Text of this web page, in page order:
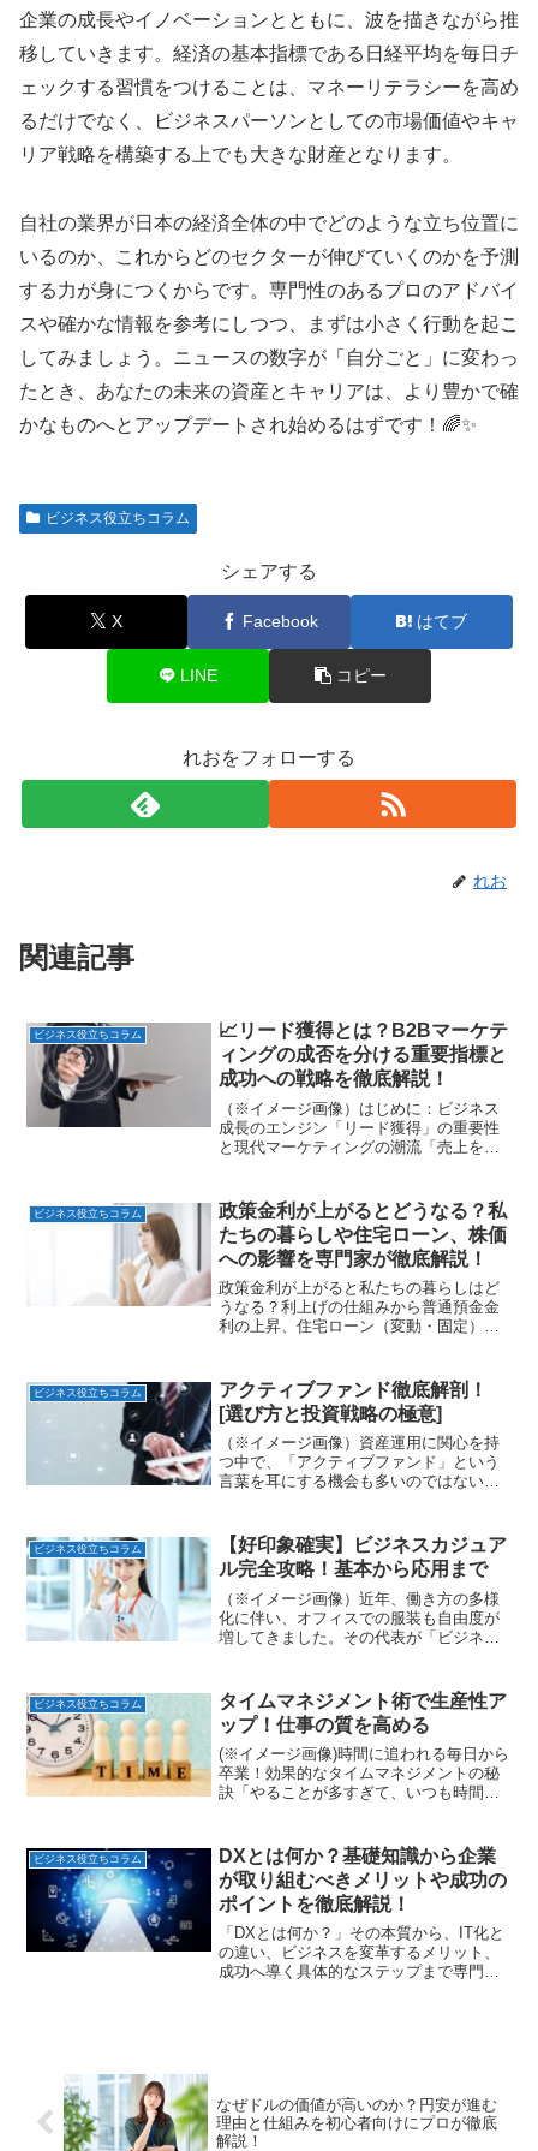
企業の成長やイノベーションとともに、波を描きながら推
移していきます。経済の基本指標である日経平均を毎日チ
ェックする習慣をつけることは、マネーリテラシーを高め
るだけでなく、ビジネスパーソンとしての市場価値やキャ
リア戦略を構築する上でも大きな財産となります。
自社の業界が日本の経済全体の中でどのような立ち位置に
いるのか、これからどのセクターが伸びていくのかを予測
する力が身につくからです。専門性のあるプロのアドバイ
スや確かな情報を参考にしつつ、まずは小さく行動を起こ
してみましょう。ニュースの数字が「自分ごと」に変わっ
たとき、あなたの未来の資産とキャリアは、より豊かで確
かなものへとアップデートされ始めるはずです！🌈✨
ビジネス役立ちコラム
シェアする
X Facebook はてブ
LINE コピー
れおをフォローする
れお
関連記事
ビジネス役立ちコラム
📈リード獲得とは？B2Bマーケテ
ィングの成否を分ける重要指標と
成功への戦略を徹底解説！
（※イメージ画像）はじめに：ビジネス
成長のエンジン「リード獲得」の重要性
と現代マーケティングの潮流「売上を伸
えるB2B企業にとって、最優先で取り組
むべきなのが「リード獲...
ビジネス役立ちコラム
政策金利が上がるとどうなる？私
たちの暮らしや住宅ローン、株価
への影響を専門家が徹底解説！
政策金利が上がると私たちの暮らしはど
うなる？利上げの仕組みから普通預金金
利の上昇、住宅ローン（変動・固定）へ
を生き抜く家計防衛術。
ビジネス役立ちコラム
アクティブファンド徹底解剖！
[選び方と投資戦略の極意]
（※イメージ画像）資産運用に関心を持
つ中で、「アクティブファンド」という
言葉を耳にする機会も多いのではないで
性に魅力を感じる一方で、「手数料が高
い」「本当に儲かるのか？...
ビジネス役立ちコラム
【好印象確実】ビジネスカジュア
ル完全攻略！基本から応用まで
（※イメージ画像）近年、働き方の多様
化に伴い、オフィスでの服装も自由度が
増してきました。その代表が「ビジネス
いいのか」「何を着れば失礼にならない
のか」と悩む方も多いので...
ビジネス役立ちコラム
タイムマネジメント術で生産性ア
ップ！仕事の質を高める
(※イメージ画像)時間に追われる毎日から
卒業！効果的なタイムマネジメントの秘
訣「やることが多すぎて、いつも時間に
いのか分からない」と感じていません
か？現代のビジネスパー...
ビジネス役立ちコラム
DXとは何か？基礎知識から企業
が取り組むべきメリットや成功の
ポイントを徹底解説！
「DXとは何か？」その本質から、IT化と
の違い、ビジネスを変革するメリット、
成功へ導く具体的なステップまで専門ラ
なぜドルの価値が高いのか？円安が進む
理由と仕組みを初心者向けにプロが徹底
解説！